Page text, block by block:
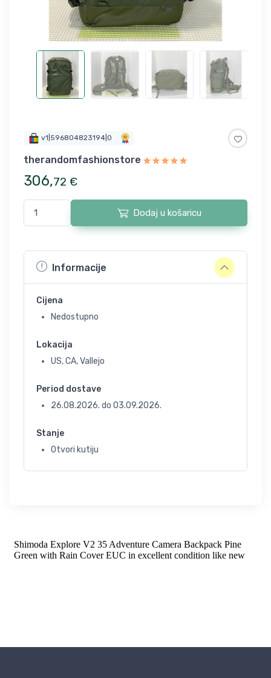
v1|596804823194|0
therandomfashionstore
306,72 €
Dodaj u košaricu
Informacije
Cijena
Nedostupno
Lokacija
US, CA, Vallejo
Period dostave
26.08.2026. do 03.09.2026.
Stanje
Otvori kutiju